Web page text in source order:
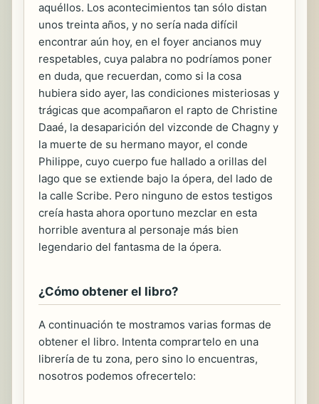
aquéllos. Los acontecimientos tan sólo distan
unos treinta años, y no sería nada difícil
encontrar aún hoy, en el foyer ancianos muy
respetables, cuya palabra no podríamos poner
en duda, que recuerdan, como si la cosa
hubiera sido ayer, las condiciones misteriosas y
trágicas que acompañaron el rapto de Christine
Daaé, la desaparición del vizconde de Chagny y
la muerte de su hermano mayor, el conde
Philippe, cuyo cuerpo fue hallado a orillas del
lago que se extiende bajo la ópera, del lado de
la calle Scribe. Pero ninguno de estos testigos
creía hasta ahora oportuno mezclar en esta
horrible aventura al personaje más bien
legendario del fantasma de la ópera.
¿Cómo obtener el libro?
A continuación te mostramos varias formas de
obtener el libro. Intenta comprartelo en una
librería de tu zona, pero sino lo encuentras,
nosotros podemos ofrecertelo: